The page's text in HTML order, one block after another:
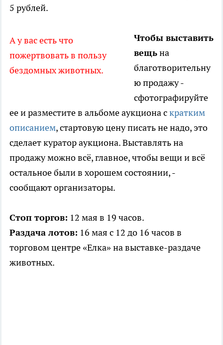
5 рублей.
А у вас есть что
пожертвовать в пользу
бездомных животных.
Чтобы выставить
вещьна
благотворительну
ю продажу -
сфотографируйте
ее и разместите в альбоме аукциона скратким
описанием, стартовую цену писать не надо, это
сделает куратор аукциона. Выставлять на
продажу можно всё, главное, чтобы вещи и всё
остальное были в хорошем состоянии, -
сообщают организаторы.
Стоп торгов: 12 мая в 19 часов.
Раздача лотов: 16 мая с 12 до 16 часов в
торговом центре «Елка» на выставке-раздаче
животных.